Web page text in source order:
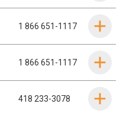
1 866 651-1117
1 866 651-1117
418 233-3078